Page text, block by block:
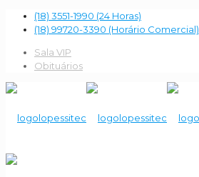
(18) 3551-1990 (24 Horas)
(18) 99720-3390 (Horário Comercial)
Sala VIP
Obituários